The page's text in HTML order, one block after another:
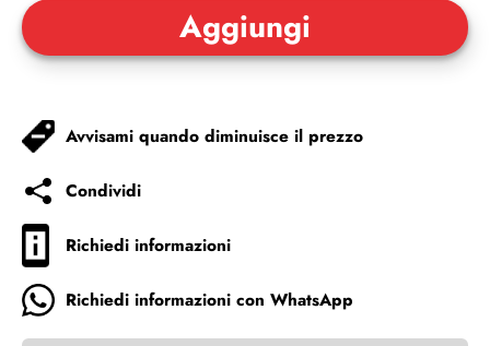
Avvisami quando diminuisce il prezzo
Condividi
Richiedi informazioni
Richiedi informazioni con WhatsApp